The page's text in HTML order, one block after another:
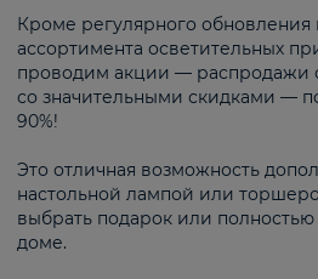
Кроме регулярного обновления
ассортимента осветительных
проводим акции — распродажи
со значительными скидками —
90%!
Это отличная возможность
настольной лампой или
выбрать подарок или
доме.